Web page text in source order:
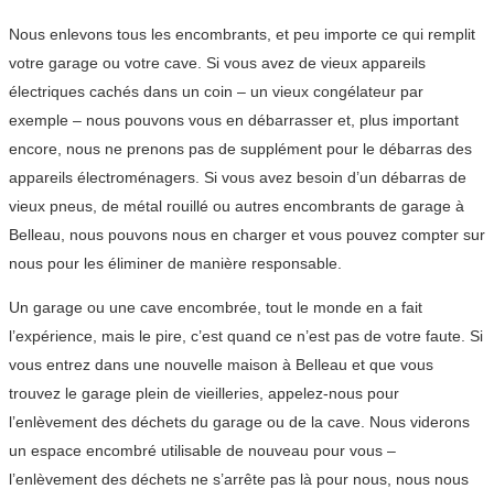
Nous enlevons tous les encombrants, et peu importe ce qui remplit
votre garage ou votre cave. Si vous avez de vieux appareils
électriques cachés dans un coin – un vieux congélateur par
exemple – nous pouvons vous en débarrasser et, plus important
encore, nous ne prenons pas de supplément pour le débarras des
appareils électroménagers. Si vous avez besoin d’un débarras de
vieux pneus, de métal rouillé ou autres encombrants de garage à
Belleau, nous pouvons nous en charger et vous pouvez compter sur
nous pour les éliminer de manière responsable.
Un garage ou une cave encombrée, tout le monde en a fait
l’expérience, mais le pire, c’est quand ce n’est pas de votre faute. Si
vous entrez dans une nouvelle maison à Belleau et que vous
trouvez le garage plein de vieilleries, appelez-nous pour
l’enlèvement des déchets du garage ou de la cave. Nous viderons
un espace encombré utilisable de nouveau pour vous –
l’enlèvement des déchets ne s’arrête pas là pour nous, nous nous